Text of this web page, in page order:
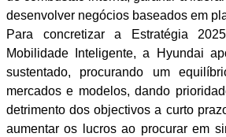
desenvolver negócios baseados em
Para concretizar a Estratégia
Mobilidade Inteligente, a Hyundai
sustentado, procurando um
mercados e modelos, dando
detrimento dos objectivos a curto
aumentar os lucros ao procurar em